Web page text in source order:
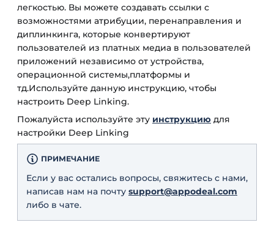
легкостью. Вы можете создавать ссылки с
возможностями атрибуции, перенаправления и
диплинкинга, которые конвертируют
пользователей из платных медиа в пользователей
приложений независимо от устройства,
операционной системы,платформы и
тд.Используйте данную инструкцию, чтобы
настроить Deep Linking.
Пожалуйста используйте эту инструкцию для
настройки Deep Linking
ПРИМЕЧАНИЕ
Если у вас остались вопросы, свяжитесь с нами,
написав нам на почту support@appodeal.com
либо в чате.